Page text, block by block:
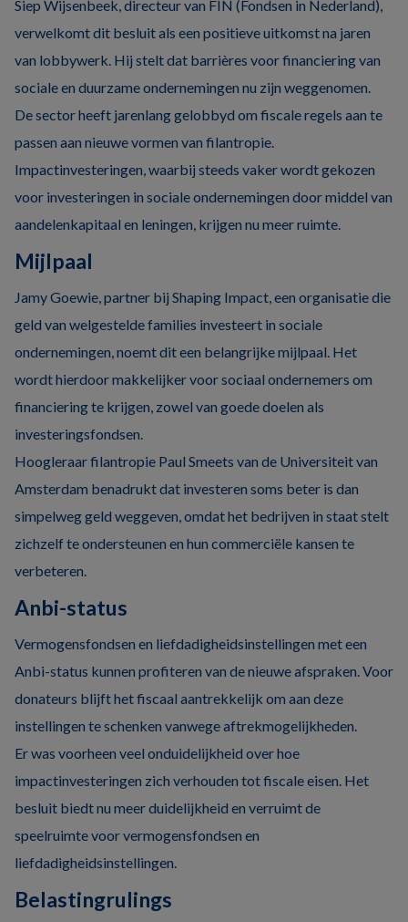
Siep Wijsenbeek, directeur van FIN (Fondsen in Nederland),
verwelkomt dit besluit als een positieve uitkomst na jaren
van lobbywerk. Hij stelt dat barrières voor financiering van
sociale en duurzame ondernemingen nu zijn weggenomen.
De sector heeft jarenlang gelobbyd om fiscale regels aan te
passen aan nieuwe vormen van filantropie.
Impactinvesteringen, waarbij steeds vaker wordt gekozen
voor investeringen in sociale ondernemingen door middel van
aandelenkapitaal en leningen, krijgen nu meer ruimte.
Mijlpaal
Jamy Goewie, partner bij Shaping Impact, een organisatie die
geld van welgestelde families investeert in sociale
ondernemingen, noemt dit een belangrijke mijlpaal. Het
wordt hierdoor makkelijker voor sociaal ondernemers om
financiering te krijgen, zowel van goede doelen als
investeringsfondsen.
Hoogleraar filantropie Paul Smeets van de Universiteit van
Amsterdam benadrukt dat investeren soms beter is dan
simpelweg geld weggeven, omdat het bedrijven in staat stelt
zichzelf te ondersteunen en hun commerciële kansen te
verbeteren.
Anbi-status
Vermogensfondsen en liefdadigheidsinstellingen met een
Anbi-status kunnen profiteren van de nieuwe afspraken. Voor
donateurs blijft het fiscaal aantrekkelijk om aan deze
instellingen te schenken vanwege aftrekmogelijkheden.
Er was voorheen veel onduidelijkheid over hoe
impactinvesteringen zich verhouden tot fiscale eisen. Het
besluit biedt nu meer duidelijkheid en verruimt de
speelruimte voor vermogensfondsen en
liefdadigheidsinstellingen.
Belastingrulings